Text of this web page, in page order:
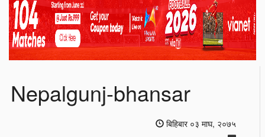
Nepalgunj-bhansar
बिहिबार ०३ माघ, २०७५